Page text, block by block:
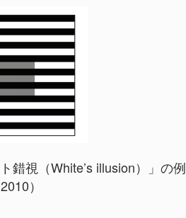
錯視（White’s illusion）」の例
）